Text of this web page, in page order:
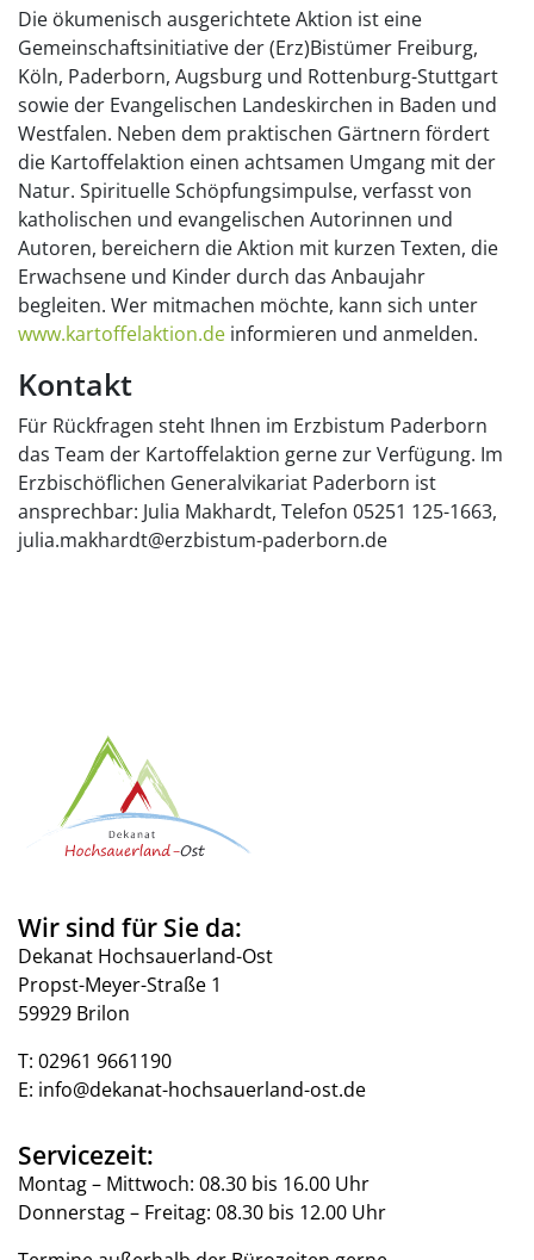
Die ökumenisch ausgerichtete Aktion ist eine
Gemeinschaftsinitiative der (Erz)Bistümer Freiburg,
Köln, Paderborn, Augsburg und Rottenburg-Stuttgart
sowie der Evangelischen Landeskirchen in Baden und
Westfalen. Neben dem praktischen Gärtnern fördert
die Kartoffelaktion einen achtsamen Umgang mit der
Natur. Spirituelle Schöpfungsimpulse, verfasst von
katholischen und evangelischen Autorinnen und
Autoren, bereichern die Aktion mit kurzen Texten, die
Erwachsene und Kinder durch das Anbaujahr
begleiten. Wer mitmachen möchte, kann sich unter
www.kartoffelaktion.de informieren und anmelden.
Kontakt
Für Rückfragen steht Ihnen im Erzbistum Paderborn
das Team der Kartoffelaktion gerne zur Verfügung. Im
Erzbischöflichen Generalvikariat Paderborn ist
ansprechbar: Julia Makhardt, Telefon 05251 125-1663,
julia.makhardt@erzbistum-paderborn.de
Wir sind für Sie da:
Dekanat Hochsauerland-Ost
Propst-Meyer-Straße 1
59929 Brilon
T: 02961 9661190
E: info@dekanat-hochsauerland-ost.de
Servicezeit:
Montag – Mittwoch: 08.30 bis 16.00 Uhr
Donnerstag – Freitag: 08.30 bis 12.00 Uhr